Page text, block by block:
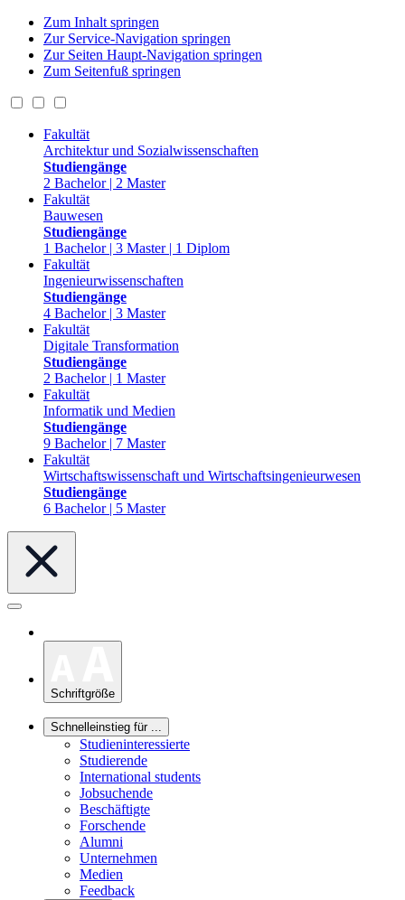
Zum Inhalt springen
Zur Service-Navigation springen
Zur Seiten Haupt-Navigation springen
Zum Seitenfuß springen
Fakultät
Architektur und Sozialwissenschaften
Studiengänge
2 Bachelor | 2 Master
Fakultät
Bauwesen
Studiengänge
1 Bachelor | 3 Master | 1 Diplom
Fakultät
Ingenieurwissenschaften
Studiengänge
4 Bachelor | 3 Master
Fakultät
Digitale Transformation
Studiengänge
2 Bachelor | 1 Master
Fakultät
Informatik und Medien
Studiengänge
9 Bachelor | 7 Master
Fakultät
Wirtschaftswissenschaft und Wirtschaftsingenieurwesen
Studiengänge
6 Bachelor | 5 Master
Schriftgröße
Schnelleinstieg für ...
Studieninteressierte
Studierende
International students
Jobsuchende
Beschäftigte
Forschende
Alumni
Unternehmen
Medien
Feedback